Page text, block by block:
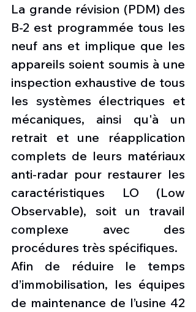
La grande révision (PDM) des
B-2 est programmée tous les
neuf ans et implique que les
appareils soient soumis à une
inspection exhaustive de tous
les systèmes électriques et
mécaniques, ainsi qu'à un
retrait et une réapplication
complets de leurs matériaux
anti-radar pour restaurer les
caractéristiques LO (Low
Observable), soit un travail
complexe avec des
procédures très spécifiques.
Afin de réduire le temps
d’immobilisation, les équipes
de maintenance de l’usine 42